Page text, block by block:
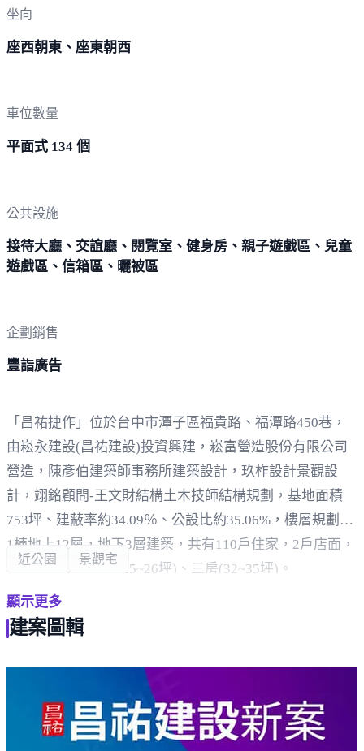
坐向
座西朝東、座東朝西
車位數量
平面式 134 個
公共設施
接待大廳、交誼廳、閱覽室、健身房、親子遊戲區、兒童
遊戲區、信箱區、曬被區
企劃銷售
豐詣廣告
「昌祐捷作」位於台中市潭子區福貴路、福潭路450巷，
由崧永建設(昌祐建設)投資興建，崧富營造股份有限公司
營造，陳彥伯建築師事務所建築設計，玖柞設計景觀設
計，翊銘顧問-王文財結構土木技師結構規劃，基地面積
753坪、建蔽率約34.09％、公設比約35.06%，樓層規劃為
1棟地上12層，地下3層建築，共有110戶住家，2戶店面，
格局坪數規劃二房(25~26坪)、三房(32~35坪)。
周邊環境，步行可達潭陽國小、潭子國中，基地正對千坪
石牌公園。
生活採買方面，步行可達全聯福利中心 潭子福潭店、潭子
傳統早市。
交通方面，近潭子車站，亦有國道四號-潭子聯絡道可串聯
74快速道路可利用，輕鬆往來各縣市。
近公園 景觀宅
顯示更多
建案圖輯